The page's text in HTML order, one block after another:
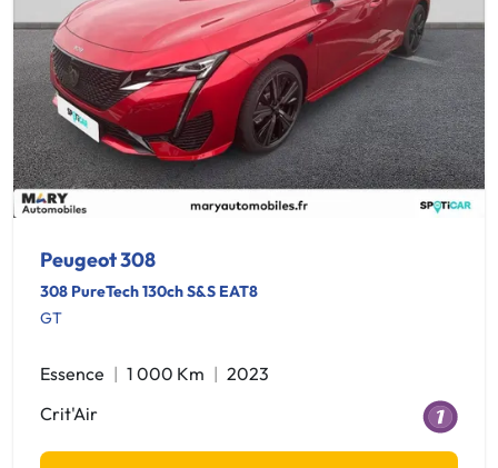
Peugeot 308
308 PureTech 130ch S&S EAT8
GT
Essence 1 000 Km
2023
Crit'Air